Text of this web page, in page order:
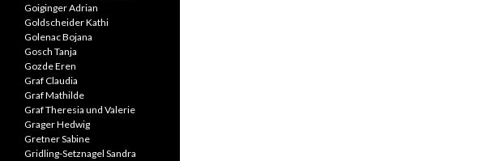
Goiginger Adrian
Goldscheider Kathi
Golenac Bojana
Gosch Tanja
Gozde Eren
Graf Claudia
Graf Mathilde
Graf Theresia und Valerie
Grager Hedwig
Gretner Sabine
Gridling-Setznagel Sandra